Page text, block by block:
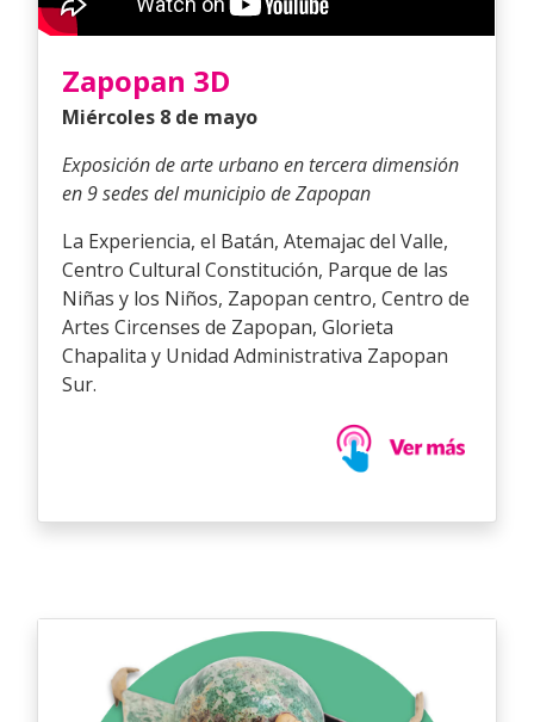
Zapopan 3D
Miércoles 8 de mayo
Exposición de arte urbano en tercera dimensión
en 9 sedes del municipio de Zapopan
La Experiencia, el Batán, Atemajac del Valle,
Centro Cultural Constitución, Parque de las
Niñas y los Niños, Zapopan centro, Centro de
Artes Circenses de Zapopan, Glorieta
Chapalita y Unidad Administrativa Zapopan
Sur.